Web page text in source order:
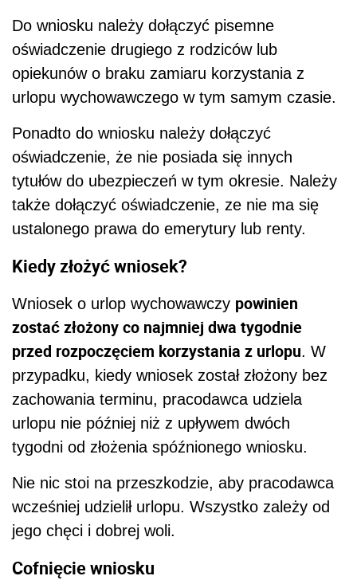
Do wniosku należy dołączyć pisemne
oświadczenie drugiego z rodziców lub
opiekunów o braku zamiaru korzystania z
urlopu wychowawczego w tym samym czasie.
Ponadto do wniosku należy dołączyć
oświadczenie, że nie posiada się innych
tytułów do ubezpieczeń w tym okresie. Należy
także dołączyć oświadczenie, ze nie ma się
ustalonego prawa do emerytury lub renty.
Kiedy złożyć wniosek?
Wniosek o urlop wychowawczy powinien
zostać złożony co najmniej dwa tygodnie
przed rozpoczęciem korzystania z urlopu. W
przypadku, kiedy wniosek został złożony bez
zachowania terminu, pracodawca udziela
urlopu nie później niż z upływem dwóch
tygodni od złożenia spóźnionego wniosku.
Nie nic stoi na przeszkodzie, aby pracodawca
wcześniej udzielił urlopu. Wszystko zależy od
jego chęci i dobrej woli.
Cofnięcie wniosku